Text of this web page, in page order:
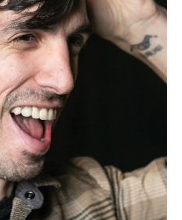
como la que
Morgan?
proyecto-litio-
morgan/
y humano cuando el